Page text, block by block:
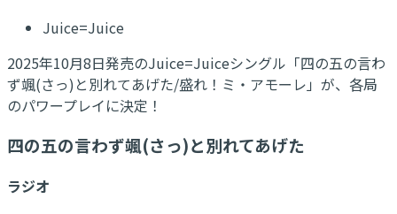
Juice=Juice
2025年10月8日発売のJuice=Juiceシングル「四の五の言わ
ず颯(さっ)と別れてあげた/盛れ！ミ・アモーレ」が、各局
のパワープレイに決定！
四の五の言わず颯(さっ)と別れてあげた
ラジオ